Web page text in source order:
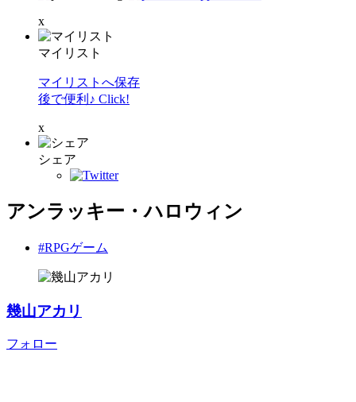
x
マイリスト
マイリストへ保存
後で便利♪ Click!
x
シェア
アンラッキー・ハロウィン
#RPGゲーム
幾山アカリ
フォロー